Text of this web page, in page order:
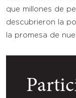
que millones de
descubrieron la
la promesa de